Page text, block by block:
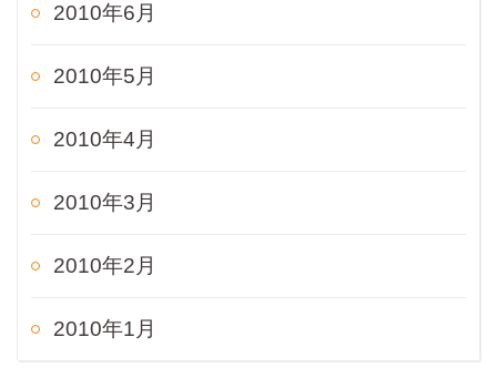
2010年6月
2010年5月
2010年4月
2010年3月
2010年2月
2010年1月